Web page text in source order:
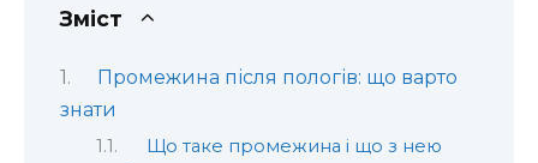
Зміст
Промежина після пологів: що варто
знати
Що таке промежина і що з нею